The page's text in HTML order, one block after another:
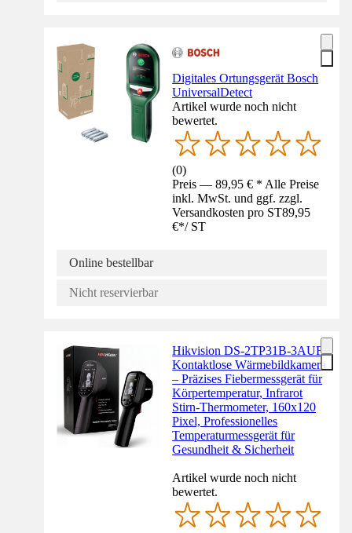
Digitales Ortungsgerät Bosch
UniversalDetect
Artikel wurde noch nicht
bewertet.
(0)
Preis — 89,95 € * Alle Preise
inkl. MwSt. und ggf. zzgl.
Versandkosten pro ST89,95
€*/ ST
Online bestellbar
Nicht reservierbar
Hikvision DS-2TP31B-3AUF
Kontaktlose Wärmebildkamera
– Präzises Fiebermessgerät für
Körpertemperatur, Infrarot
Stirn-Thermometer, 160x120
Pixel, Professionelles
Temperaturmessgerät für
Gesundheit & Sicherheit
Artikel wurde noch nicht
bewertet.